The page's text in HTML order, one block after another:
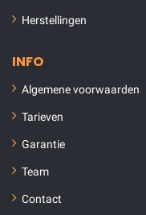
Herstellingen
INFO
Algemene voorwaarden
Tarieven
Garantie
Team
Contact